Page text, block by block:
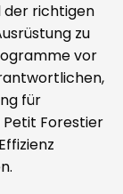
der richtigen
zu
vor
für
Forestier